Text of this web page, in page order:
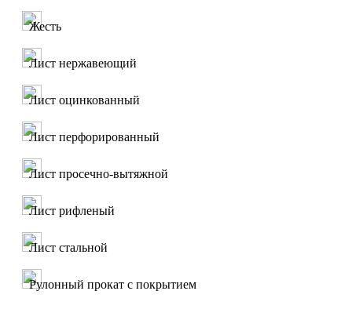
Жесть
Лист нержавеющий
Лист оцинкованный
Лист перфорированный
Лист просечно-вытяжной
Лист рифленый
Лист стальной
Рулонный прокат с покрытием